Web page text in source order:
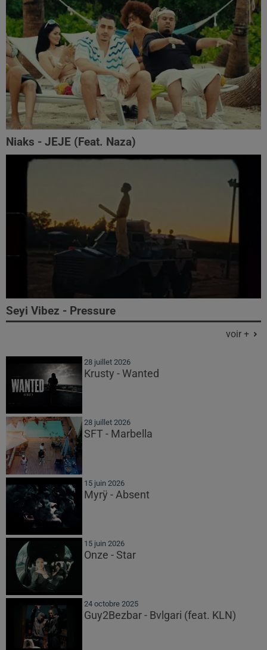
Niaks - JEJE (Feat. Naza)
Seyi Vibez - Pressure
voir +
28 juillet 2026
Krusty - Wanted
28 juillet 2026
SFT - Marbella
15 juin 2026
Myrÿ - Absent
15 juin 2026
Onze - Star
24 octobre 2025
Guy2Bezbar - Bvlgari (feat. KLN)